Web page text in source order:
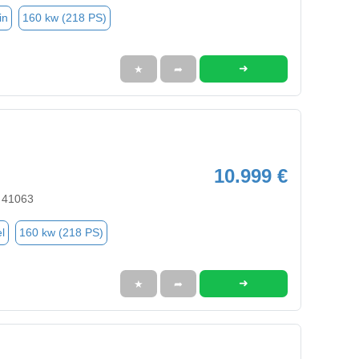
160 kw (218 PS)
★ ➦ ➜
10.999 €
160 kw (218 PS)
★ ➦ ➜